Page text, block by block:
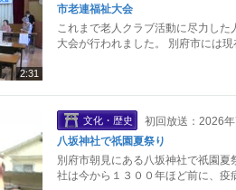
2:31
市老連福祉大会
これまで老人クラブ活動に尽力し
大会が行われました。 別府市には
文化・歴史
初回放送：2026
八坂神社で祇園夏祭り
別府市朝見にある八坂神社で祇園
社は今から１３００年ほど前に、